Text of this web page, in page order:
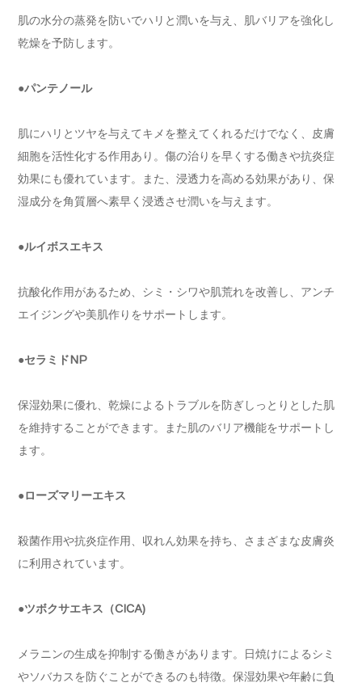
肌の水分の蒸発を防いでハリと潤いを与え、肌バリアを強化し
乾燥を予防します。
●パンテノール
肌にハリとツヤを与えてキメを整えてくれるだけでなく、皮膚
細胞を活性化する作用あり。傷の治りを早くする働きや抗炎症
効果にも優れています。また、浸透力を高める効果があり、保
湿成分を角質層へ素早く浸透させ潤いを与えます。
●ルイボスエキス
抗酸化作用があるため、シミ・シワや肌荒れを改善し、アンチ
エイジングや美肌作りをサポートします。
●セラミドNP
保湿効果に優れ、乾燥によるトラブルを防ぎしっとりとした肌
を維持することができます。また肌のバリア機能をサポートし
ます。
●ローズマリーエキス
殺菌作用や抗炎症作用、収れん効果を持ち、さまざまな皮膚炎
に利用されています。
●ツボクサエキス（CICA)
メラニンの生成を抑制する働きがあります。日焼けによるシミ
やソバカスを防ぐことができるのも特徴。保湿効果や年齢に負